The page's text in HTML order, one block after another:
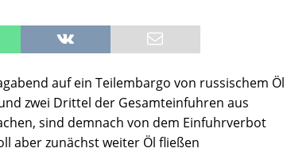
auf ein Teilembargo von russischem Öl
zwei Drittel der Gesamteinfuhren aus
sind demnach von dem Einfuhrverbot
aber zunächst weiter Öl fließen